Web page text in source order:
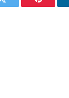
Twitter Pinterest